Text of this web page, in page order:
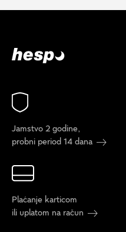
Jamstvo 2 godine,
probni period 14 dana
Plaćanje karticom
ili uplatom na račun